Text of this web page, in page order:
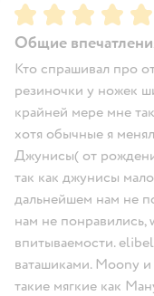
Рейтинг:5
Общие
Кто спрашивал про
резиночки у ножек
крайней мере мне
хотя обычные я
Джунисы( от
так как джунисы
дальнейшем нам не
нам не понравились,
впитываемости.
ваташиками. Мoony и
такие мягкие как